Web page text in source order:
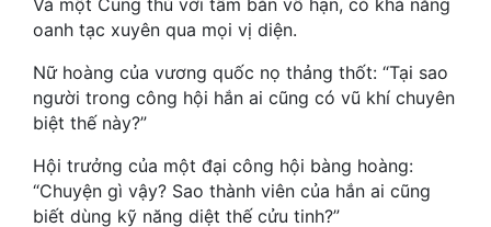
Kỳ Ảo
Linh Dị
Làm Giàu
Lịch Sử
Mưu Mô
Và một Cung thủ với tầm bắn vô hạn, có khả năng
oanh tạc xuyên qua mọi vị diện.
Nữ hoàng của vương quốc nọ thảng thốt: “Tại sao
người trong công hội hắn ai cũng có vũ khí chuyên
biệt thế này?”
Hội trưởng của một đại công hội bàng hoàng:
“Chuyện gì vậy? Sao thành viên của hắn ai cũng
biết dùng kỹ năng diệt thế cửu tinh?”